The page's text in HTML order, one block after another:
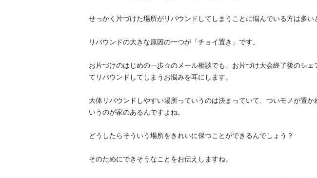
ト
リ
舎
せっかく片づけた場所がリバウンドしてしまうことに悩んでいる方は多い
リバウンドの大きな原因の一つが「チョイ置き」です。
お片づけのはじめの一歩☆のメール相談でも、お片づけ大会終了後のシェ
てリバウンドしてしまうお悩みを耳にします。
大体リバウンドしやすい場所っていうのは決まっていて、ついモノが置か
いうのが家のあるんですよね。
どうしたらそういう場所をきれいに保つことができるんでしょう？
そのためにできそうなことをお伝えしますね。